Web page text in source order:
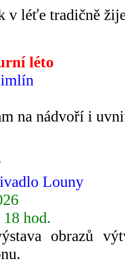
v léťe tradičně
léto
na nádvoří i
Louny
hod.
obrazů